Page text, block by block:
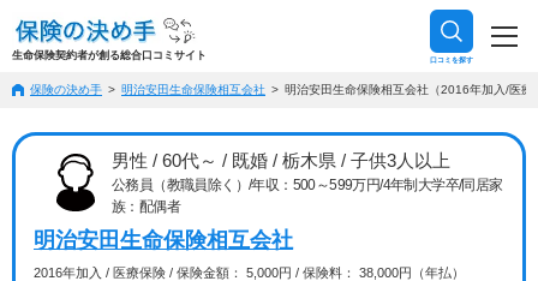
生命保険契約者が創る総合口コミサイト 口コミを探す
保険の決め手 明治安田生命保険相互会社 明治安田生命保険相互会社（2016年加入/医
男性 / 60代～ / 既婚 / 栃木県 / 子供3人以上
公務員（教職員除く）/年収：500～599万円/4年制大学卒/同居家
族：配偶者
明治安田生命保険相互会社
2016年加入 / 医療保険 / 保険金額： 5,000円 / 保険料： 38,000円（年払）